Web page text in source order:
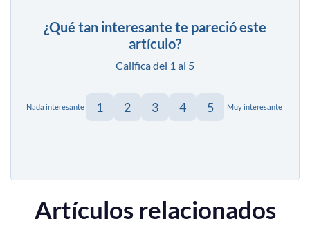
¿Qué tan interesante te pareció este
artículo?
Califica del 1 al 5
Nada interesante 1 2 3 4 5 Muy interesante
Artículos relacionados